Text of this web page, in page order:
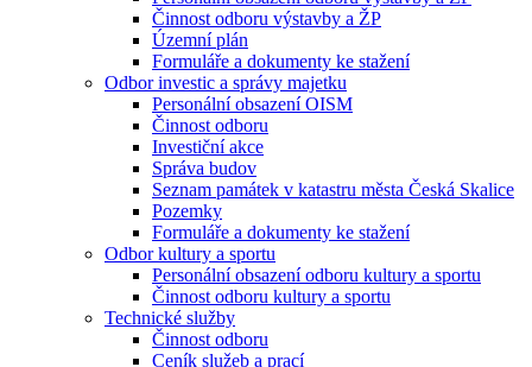
Činnost odboru výstavby a ŽP
Územní plán
Formuláře a dokumenty ke stažení
Odbor investic a správy majetku
Personální obsazení OISM
Činnost odboru
Investiční akce
Správa budov
Seznam památek v katastru města Česká Skalice
Pozemky
Formuláře a dokumenty ke stažení
Odbor kultury a sportu
Personální obsazení odboru kultury a sportu
Činnost odboru kultury a sportu
Technické služby
Činnost odboru
Ceník služeb a prací